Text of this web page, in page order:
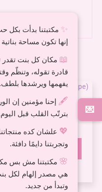
Sticky notes ( Heart
shape)
30,00 EGP
ADD TO CART
💌
✨ مكتبتنا بدأت بكل
إنها تكون مساحة
📖 مكان كل بنت
قادرة تقوله، وتنظّم
يفهمها ويرشدها بلطف.
🖋️ إحنا مؤمنين إن
بترتّب القلب قبل
💖 علشان كده
وتجربتنا دايمًا دافئة.
🌸 مكتبتنا مش بس
هي مصدر إلهام لكل
وتبدأ من جديد.